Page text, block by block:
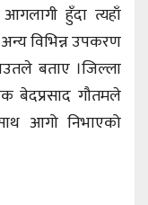
आगलागी हुँदा त्यहाँ
विभिन्न उपकरण
बताए ।जिल्ला
बेदप्रसाद गौतमले
आगो निभाएको